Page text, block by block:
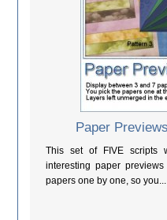
Paper
This set of FIVE scripts
interesting paper
papers one by one, so you...